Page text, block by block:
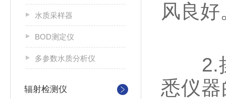
水质采样器
BOD测定仪
多参数水质分析仪
辐射检测仪
风良好
2.操
悉仪